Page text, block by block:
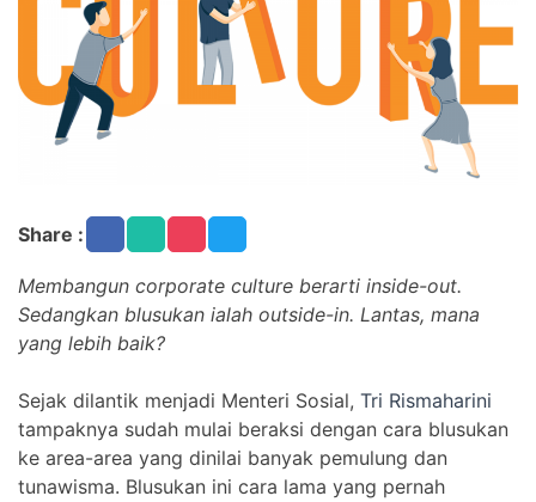
Share :
Membangun corporate culture berarti inside-out.
Sedangkan blusukan ialah outside-in. Lantas, mana
yang lebih baik?
Sejak dilantik menjadi Menteri Sosial, Tri Rismaharini
tampaknya sudah mulai beraksi dengan cara blusukan
ke area-area yang dinilai banyak pemulung dan
tunawisma. Blusukan ini cara lama yang pernah